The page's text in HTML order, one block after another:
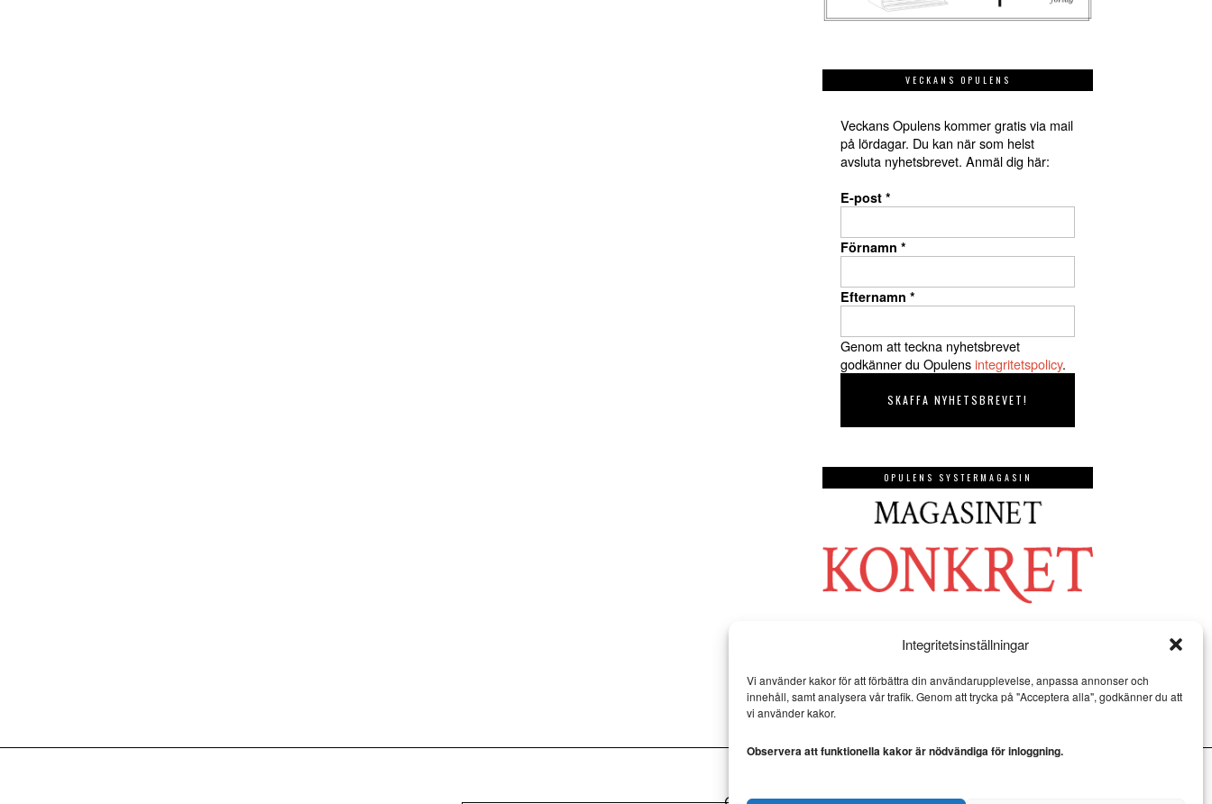
Integritetsinställningar
Vi använder kakor för att förbättra din användarupplevelse, anpassa annonser och
innehåll, samt analysera vår trafik. Genom att trycka på "Acceptera alla", godkänner du att
vi använder kakor.
Observera att funktionella kakor är nödvändiga för inloggning.
VECKANS OPULENS
Veckans Opulens kommer gratis via mail
på lördagar. Du kan när som helst
avsluta nyhetsbrevet. Anmäl dig här:
E-post *
Förnamn *
Efternamn *
Genom att teckna nyhetsbrevet
godkänner du Opulensintegritetspolicy.
OPULENS SYSTERMAGASIN